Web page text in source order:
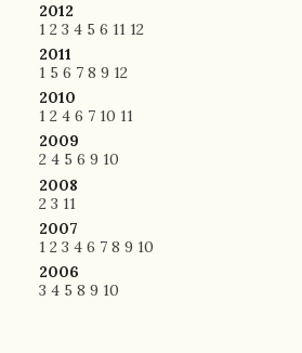
2012
1 2 3 4 5 6 11 12
2011
1 5 6 7 8 9 12
2010
1 2 4 6 7 10 11
2009
2 4 5 6 9 10
2008
2 3 11
2007
1 2 3 4 6 7 8 9 10
2006
3 4 5 8 9 10